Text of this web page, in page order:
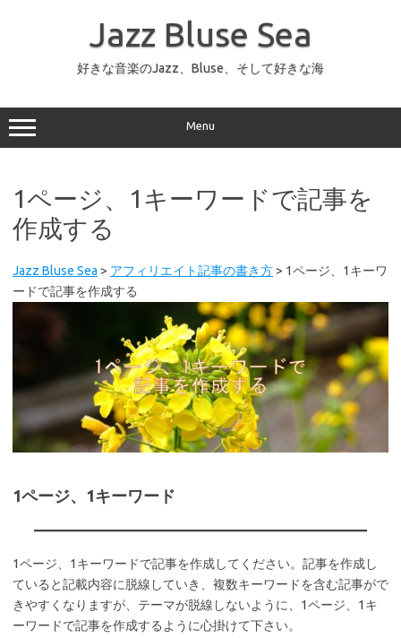
ッ
プ
Jazz Bluse Sea
好きな音楽のJazz、Bluse、そして好きな海
Menu
1ページ、1キーワードで記事を
作成する
Jazz Bluse Sea > アフィリエイト記事の書き方> 1ページ、1キーワ
ードで記事を作成する
1ページ、1キーワード
1ページ、1キーワードで記事を作成してください。記事を作成し
ていると記載内容に脱線していき、複数キーワードを含む記事がで
きやすくなりますが、テーマが脱線しないように、1ページ、1キ
ーワードで記事を作成するように心掛けて下さい。